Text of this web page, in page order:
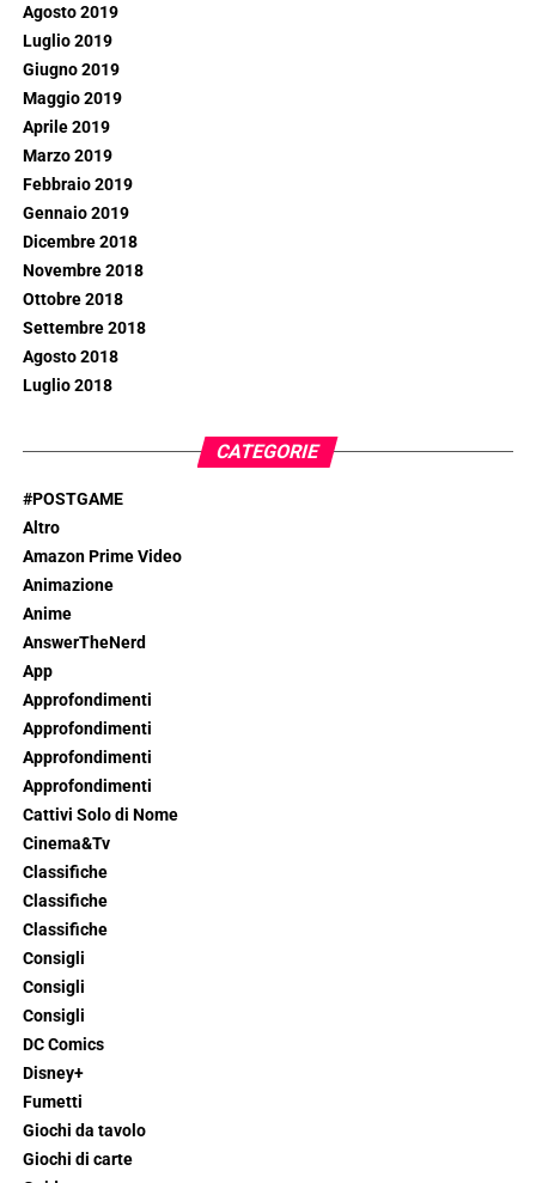
Agosto 2019
Luglio 2019
Giugno 2019
Maggio 2019
Aprile 2019
Marzo 2019
Febbraio 2019
Gennaio 2019
Dicembre 2018
Novembre 2018
Ottobre 2018
Settembre 2018
Agosto 2018
Luglio 2018
CATEGORIE
#POSTGAME
Altro
Amazon Prime Video
Animazione
Anime
AnswerTheNerd
App
Approfondimenti
Approfondimenti
Approfondimenti
Approfondimenti
Cattivi Solo di Nome
Cinema&Tv
Classifiche
Classifiche
Classifiche
Consigli
Consigli
Consigli
DC Comics
Disney+
Fumetti
Giochi da tavolo
Giochi di carte